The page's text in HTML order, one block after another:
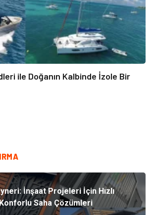
ile Doğanın Kalbinde İzole Bir
İnşaat Projeleri İçin Hızlı
Saha Çözümleri